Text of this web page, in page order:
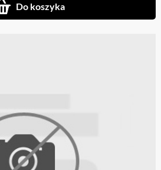
Do koszyka